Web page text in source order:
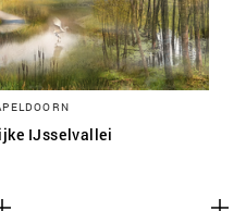
IJsselvallei